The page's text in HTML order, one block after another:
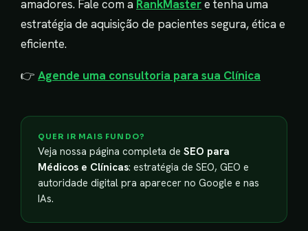
amadores. Fale com a RankMastere tenha uma
estratégia de aquisição de pacientes segura, ética e
eficiente.
👉 Agende uma consultoria para sua Clínica
QUER IR MAIS FUNDO?
Veja nossa página completa de SEO para
Médicos e Clínicas: estratégia de SEO, GEO e
autoridade digital pra aparecer no Google e nas
IAs.